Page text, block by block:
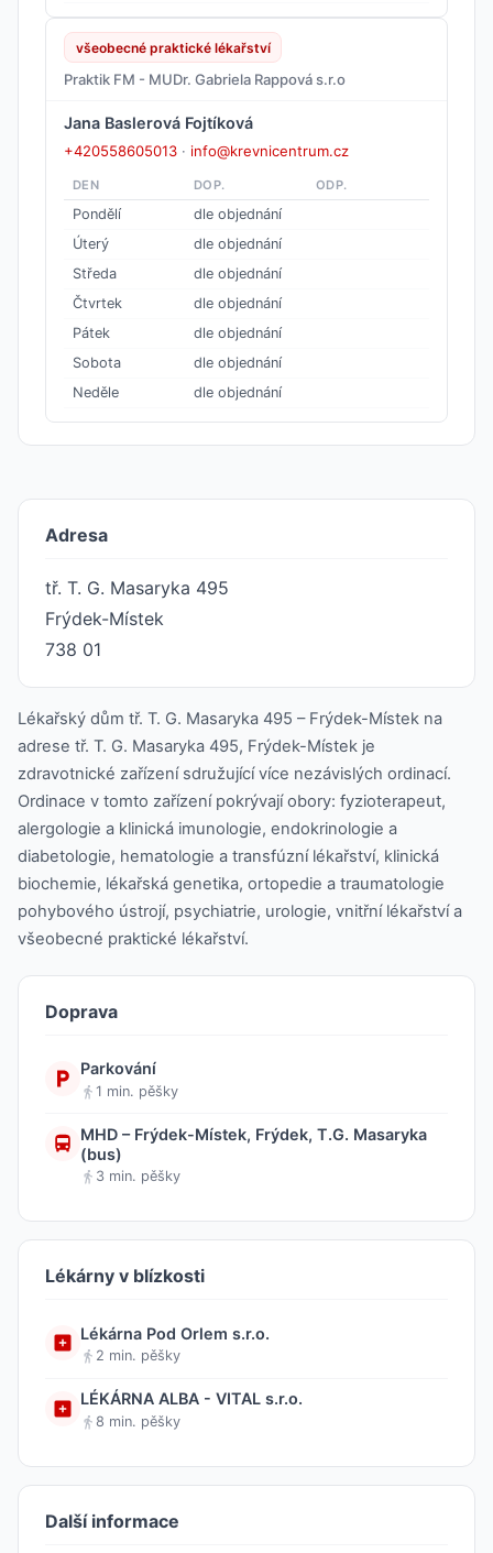
všeobecné praktické lékařství
Praktik FM - MUDr. Gabriela Rappová s.r.o
Jana Baslerová Fojtíková
+420558605013 · info@krevnicentrum.cz
DEN DOP. ODP.
Pondělí
dle objednání
Úterý
dle objednání
Středa
dle objednání
Čtvrtek
dle objednání
Pátek
dle objednání
Sobota
dle objednání
Neděle
dle objednání
Adresa
tř. T. G. Masaryka 495
Frýdek-Místek
738 01
Lékařský dům tř. T. G. Masaryka 495 – Frýdek-Místek na
adrese tř. T. G. Masaryka 495, Frýdek-Místek je
zdravotnické zařízení sdružující více nezávislých ordinací.
Ordinace v tomto zařízení pokrývají obory: fyzioterapeut,
alergologie a klinická imunologie, endokrinologie a
diabetologie, hematologie a transfúzní lékařství, klinická
biochemie, lékařská genetika, ortopedie a traumatologie
pohybového ústrojí, psychiatrie, urologie, vnitřní lékařství a
všeobecné praktické lékařství.
Doprava
Parkování
1 min. pěšky
MHD – Frýdek-Místek, Frýdek, T.G. Masaryka
(bus)
3 min. pěšky
Lékárny v blízkosti
Lékárna Pod Orlem s.r.o.
2 min. pěšky
LÉKÁRNA ALBA - VITAL s.r.o.
8 min. pěšky
Další informace